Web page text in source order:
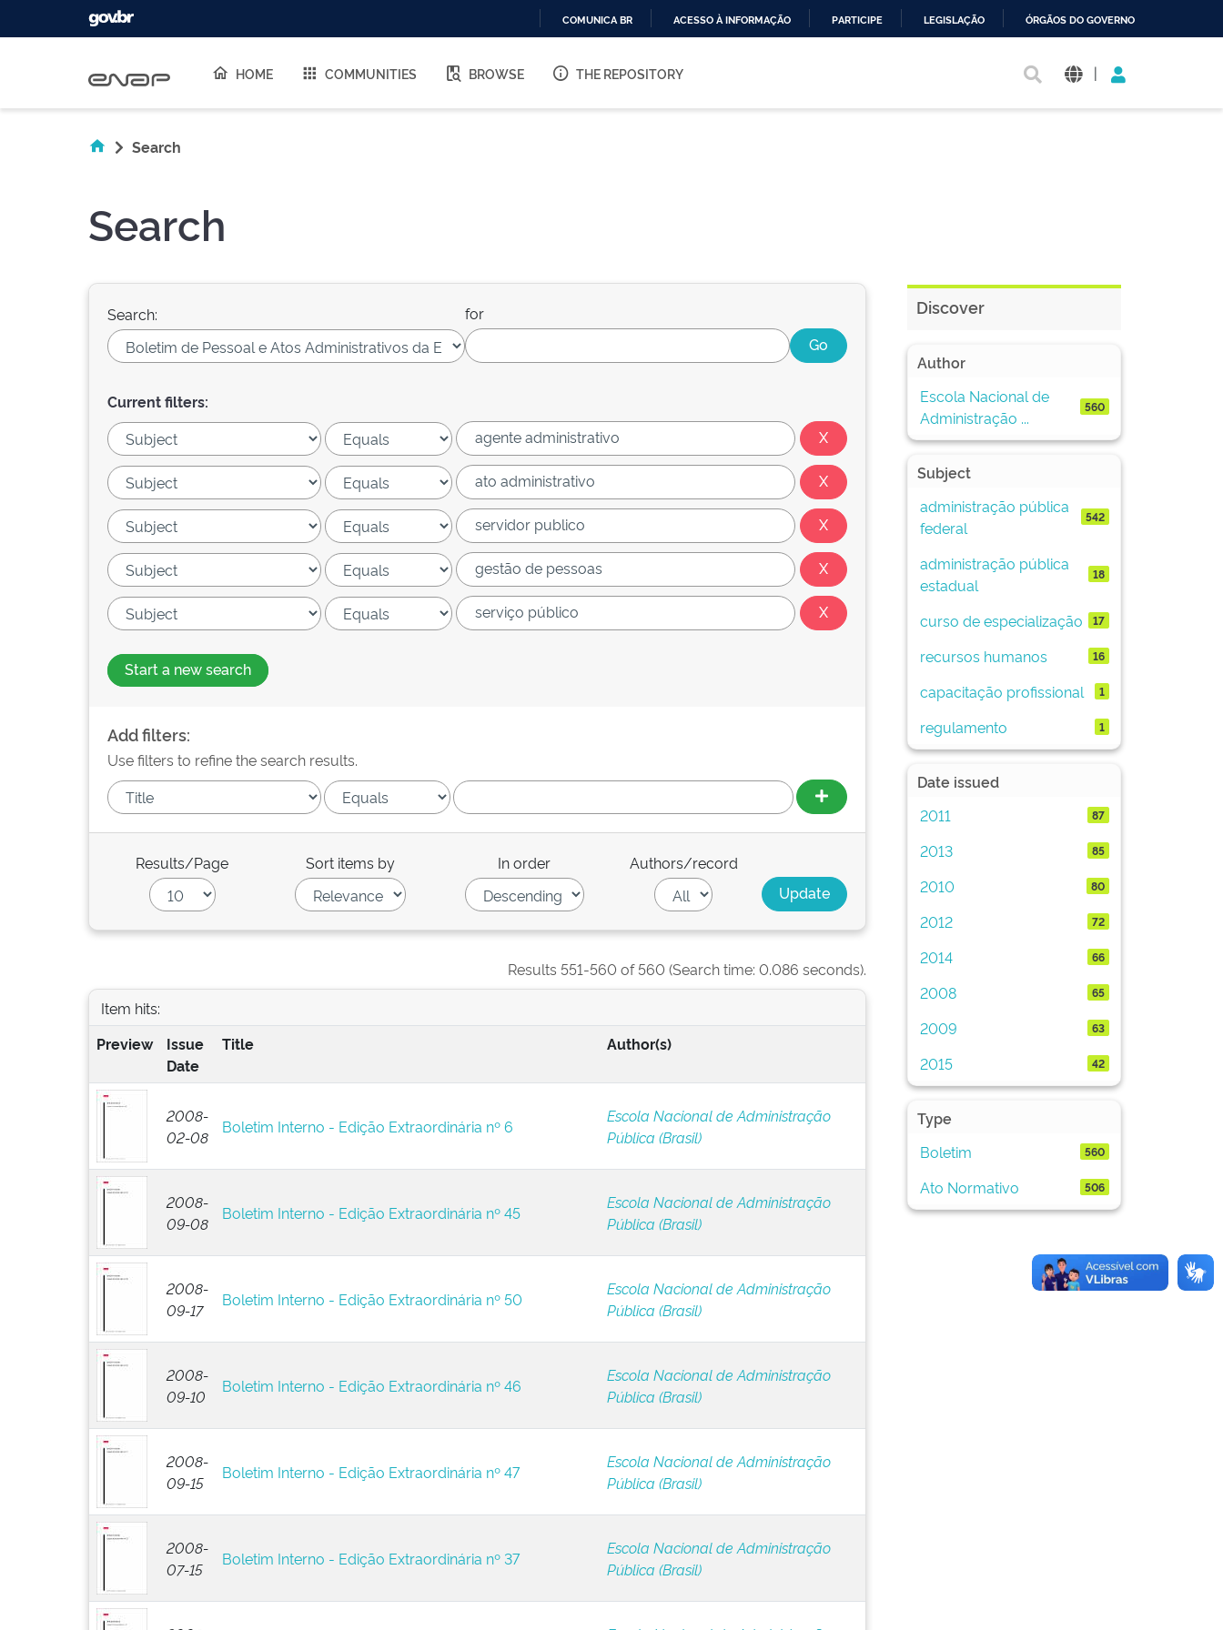
O
COMUNICA BR ACESSO À INFORMAÇÃO PARTICIPE LEGISLAÇÃO ÓRGÃOS DO GOVERNO
HOME COMMUNITIES BROWSE THE REPOSITORY |
Search
Search
Search: for
Current filters:
Start a new search
Add filters:
Use filters to refine the search results.
Results/Page Sort items by In order Authors/record
Results 551-560 of 560 (Search time: 0.086 seconds).
Item hits:
Preview
Issue
Date
Title Author(s)
2008-
02-08
Boletim Interno - Edição Extraordinária nº 6
Escola Nacional de Administração
Pública (Brasil)
2008-
09-08
Boletim Interno - Edição Extraordinária nº 45
Escola Nacional de Administração
Pública (Brasil)
2008-
09-17
Boletim Interno - Edição Extraordinária nº 50
Escola Nacional de Administração
Pública (Brasil)
2008-
09-10
Boletim Interno - Edição Extraordinária nº 46
Escola Nacional de Administração
Pública (Brasil)
2008-
09-15
Boletim Interno - Edição Extraordinária nº 47
Escola Nacional de Administração
Pública (Brasil)
2008-
07-15
Boletim Interno - Edição Extraordinária nº 37
Escola Nacional de Administração
Pública (Brasil)
Discover
Author
Escola Nacional de
Administração ...
560
Subject
administração pública
federal
542
administração pública
estadual
18
curso de especialização 17
recursos humanos 16
capacitação profissional 1
regulamento 1
Date issued
2011
87
2013 85
2010 80
2012 72
2014 66
2008 65
2009 63
2015 42
Type
Boletim
560
Ato Normativo 506